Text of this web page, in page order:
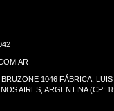
1046 FÁBRICA,
AIRES, ARGENTINA (CP: